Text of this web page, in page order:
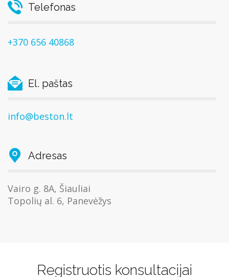
Telefonas
+370 656 40868
El. paštas
info@beston.lt
Adresas
Vairo g. 8A, Šiauliai
Topolių al. 6, Panevėžys
Registruotis konsultacijai